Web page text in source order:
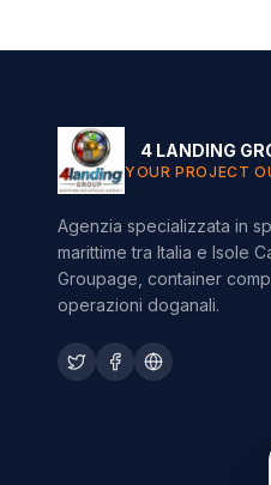
4 LANDING
YOUR PROJECT
Agenzia specializzata in
marittime tra Italia e Isole
Groupage, container
operazioni doganali.